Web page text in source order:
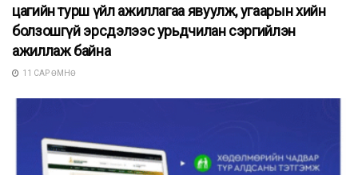
цагийн турш үйл ажиллагаа явуулж, угаарын хийн
болзошгүй эрсдэлээс урьдчилан сэргийлэн
ажиллаж байна
11 САР ӨМНӨ